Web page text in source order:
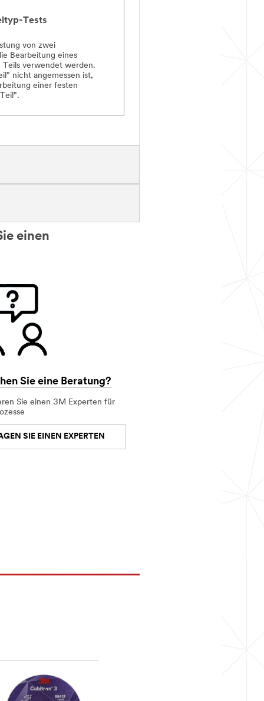
Tests
von zwei
Bearbeitung eines
Teils verwendet werden.
nicht angemessen ist,
einer festen
einen
Sie eine Beratung?
Sie einen 3M Experten für
SIE EINEN EXPERTEN